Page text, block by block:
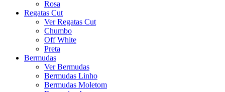
Rosa
Regatas Cut
Ver Regatas Cut
Chumbo
Off White
Preta
Bermudas
Ver Bermudas
Bermudas Linho
Bermudas Moletom